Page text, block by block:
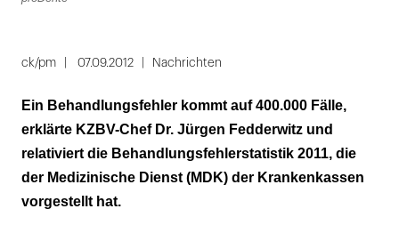
ck/pm 07.09.2012 Nachrichten
Ein Behandlungsfehler kommt auf 400.000 Fälle,
erklärte KZBV-Chef Dr. Jürgen Fedderwitz und
relativiert die Behandlungsfehlerstatistik 2011, die
der Medizinische Dienst (MDK) der Krankenkassen
vorgestellt hat.